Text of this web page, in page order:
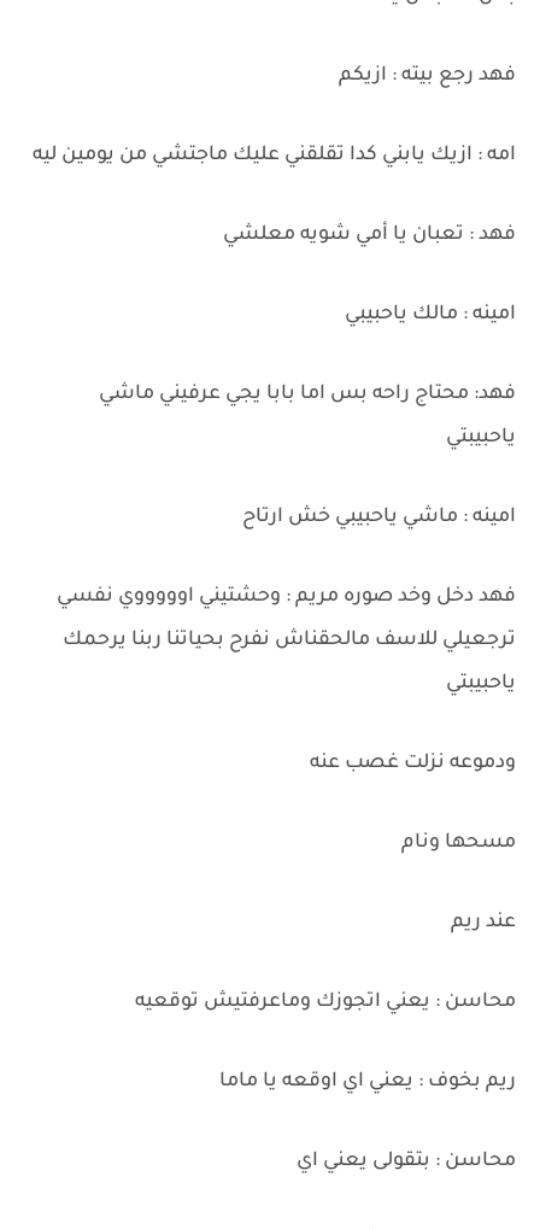
فهد رجع بيته : ازيكم
امه : ازيك يابني كدا تقلقني عليك ماجتشي من يومين ليه
فهد : تعبان يا أمي شويه معلشي
امينه : مالك ياحبيبي
فهد: محتاج راحه بس اما بابا يجي عرفيني ماشي
ياحبيبتي
امينه : ماشي ياحبيبي خش ارتاح
فهد دخل وخد صوره مريم : وحشتيني اوووووي نفسي
ترجعيلي للاسف مالحقناش نفرح بحياتنا ربنا يرحمك
ياحبيبتي
ودموعه نزلت غصب عنه
مسحها ونام
عند ريم
محاسن : يعني اتجوزك وماعرفتيش توقعيه
ريم بخوف : يعني اي اوقعه يا ماما
محاسن : بتقولى يعني اي